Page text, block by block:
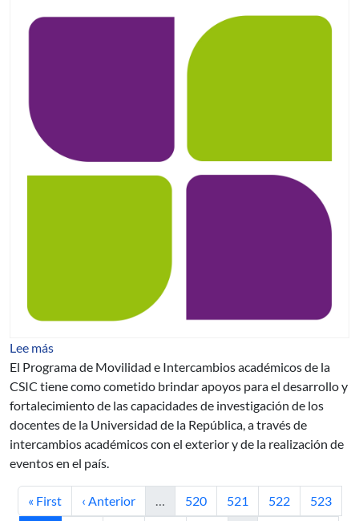
Lee mássobre Tercer llamado del Programa de Movilidad e
El Programa de Movilidad e Intercambios académicos de la
CSIC tiene como cometido brindar apoyos para el desarrollo y
fortalecimiento de las capacidades de investigación de los
docentes de la Universidad de la República, a través de
intercambios académicos con el exterior y de la realización de
eventos en el país.
Primera página
« First Página anterior
‹ Anterior … Página
520 Página
521 Página
522 Página
523